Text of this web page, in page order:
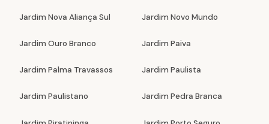
Jardim Nova Aliança Sul Jardim Novo Mundo
Jardim Ouro Branco Jardim Paiva
Jardim Palma Travassos Jardim Paulista
Jardim Paulistano Jardim Pedra Branca